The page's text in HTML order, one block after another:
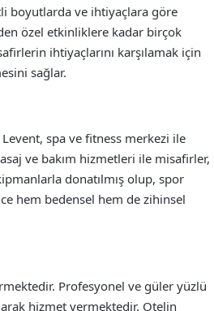
boyutlarda ve ihtiyaçlara göre
özel etkinliklere kadar birçok
ihtiyaçlarını karşılamak için
sağlar.
spa ve fitness merkezi ile
ve bakım hizmetleri ile misafirler,
donatılmış olup, spor
hem bedensel hem de zihinsel
Profesyonel ve güler yüzlü
hizmet vermektedir. Otelin